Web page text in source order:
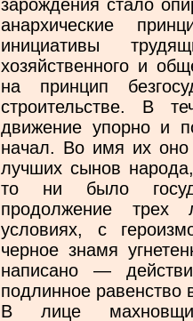
зарождения стало
анархические
инициативы
хозяйственного и
на принцип
строительстве. В
движение упорно и
начал. Во имя их
лучших сынов
то ни было
продолжение трех
условиях, с
черное знамя
написано —
подлинное равен­ство
В лице